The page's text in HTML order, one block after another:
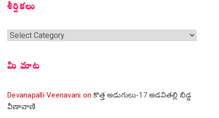
శీర్షికలు
శీర్షికలు
మీ మాట
Devanapalli Veenavani onకొత్త అడుగులు-17 అడవితల్లి బిడ్డ
వీణావాణి